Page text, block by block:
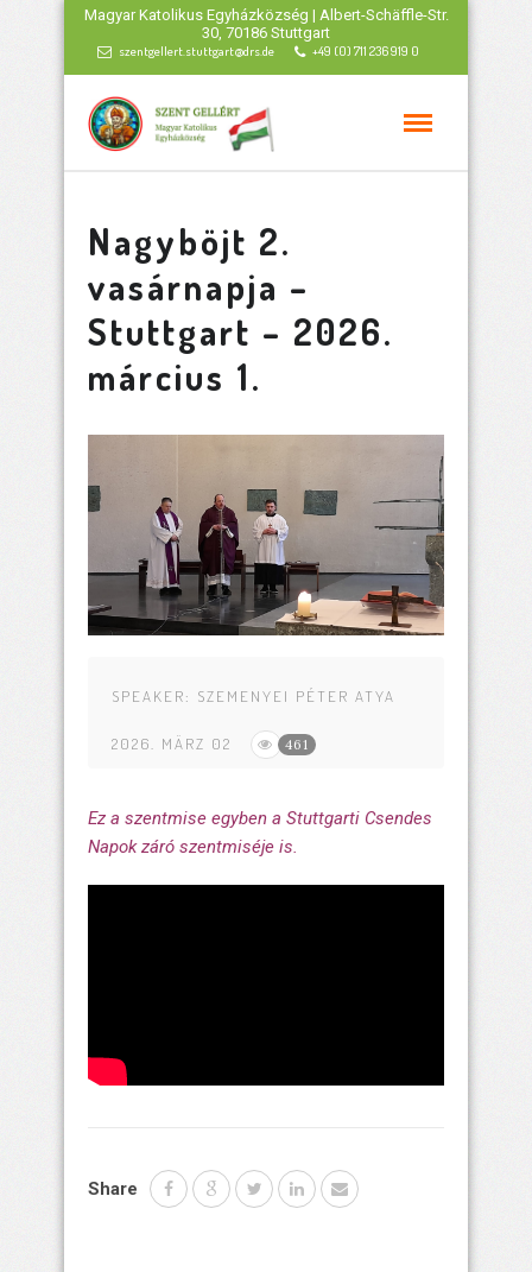
Magyar Katolikus Egyházközség | Albert-Schäffle-Str.
30, 70186 Stuttgart
szentgellert.stuttgart@drs.de +49 (0) 711 236 919 0
Nagyböjt 2.
vasárnapja –
Stuttgart – 2026.
március 1.
SPEAKER: SZEMENYEI PÉTER ATYA
2026. MÄRZ 02 461
Ez a szentmise egyben a Stuttgarti Csendes
Napok záró szentmiséje is.
Share